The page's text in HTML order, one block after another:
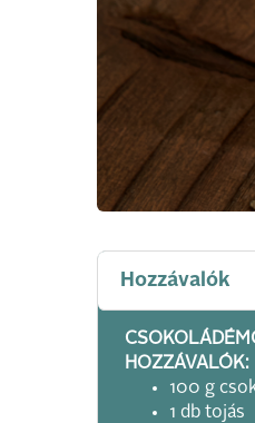
Hozzávalók
HOZZÁVALÓK:
100 g
1 db tojás